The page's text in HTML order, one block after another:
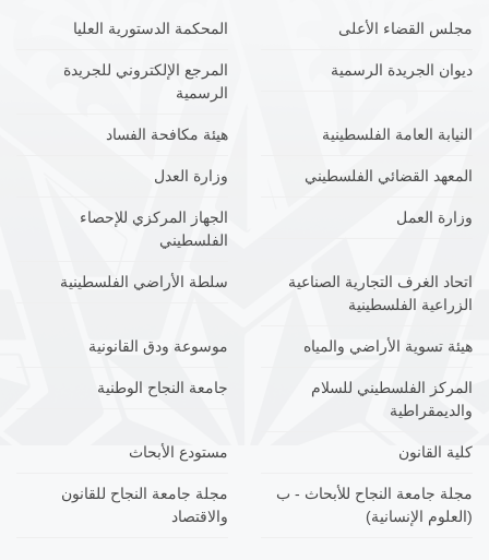
مجلس القضاء الأعلى المحكمة الدستورية العليا
ديوان الجريدة الرسمية
المرجع الإلكتروني للجريدة
الرسمية
النيابة العامة الفلسطينية هيئة مكافحة الفساد
المعهد القضائي الفلسطيني وزارة العدل
وزارة العمل
الجهاز المركزي للإحصاء
الفلسطيني
اتحاد الغرف التجارية الصناعية
الزراعية الفلسطينية
سلطة الأراضي الفلسطينية
هيئة تسوية الأراضي والمياه موسوعة ودق القانونية
المركز الفلسطيني للسلام
والديمقراطية
جامعة النجاح الوطنية
كلية القانون مستودع الأبحاث
مجلة جامعة النجاح للأبحاث - ب
(العلوم الإنسانية)
مجلة جامعة النجاح للقانون
والاقتصاد